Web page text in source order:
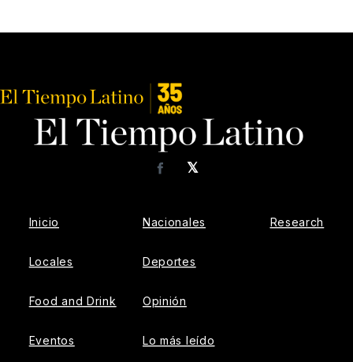
𝕏
Facebook
Inicio
Locales
Food and Drink
Eventos
Nacionales
Deportes
Opinión
Lo más leído
Research